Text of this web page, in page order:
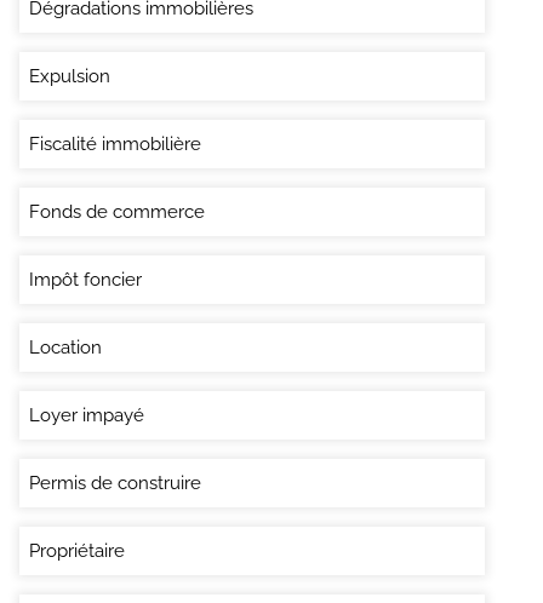
Dégradations immobilières
Expulsion
Fiscalité immobilière
Fonds de commerce
Impôt foncier
Location
Loyer impayé
Permis de construire
Propriétaire